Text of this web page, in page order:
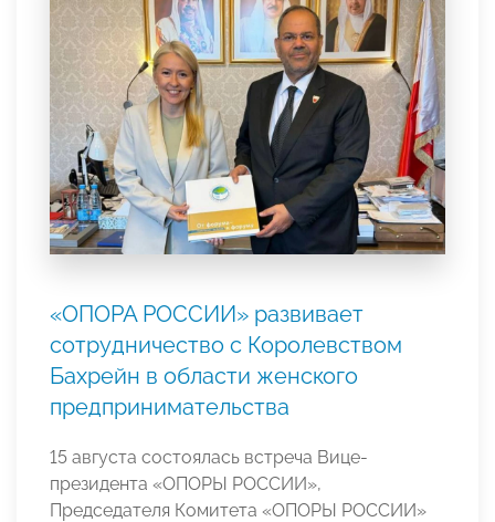
«ОПОРА РОССИИ» развивает
сотрудничество с Королевством
Бахрейн в области женского
предпринимательства
15 августа состоялась встреча Вице-
президента «ОПОРЫ РОССИИ»,
Председателя Комитета «ОПОРЫ РОССИИ»